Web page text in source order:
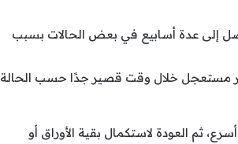
إلى عدة أسابيع في بعض الحالات بسبب
مستعجل خلال وقت قصير جدًا حسب الحالة
ثم العودة لاستكمال بقية الأوراق أو